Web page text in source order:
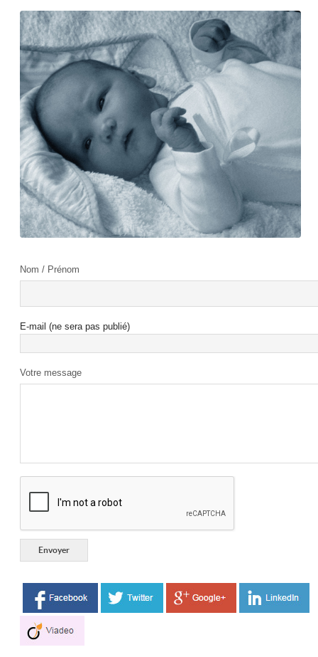
Nom / Prénom
E-mail (ne sera pas publié)
Votre message